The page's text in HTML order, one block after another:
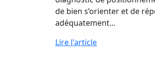
de bien s’orienter et de
adéquatement...
Lire l'article